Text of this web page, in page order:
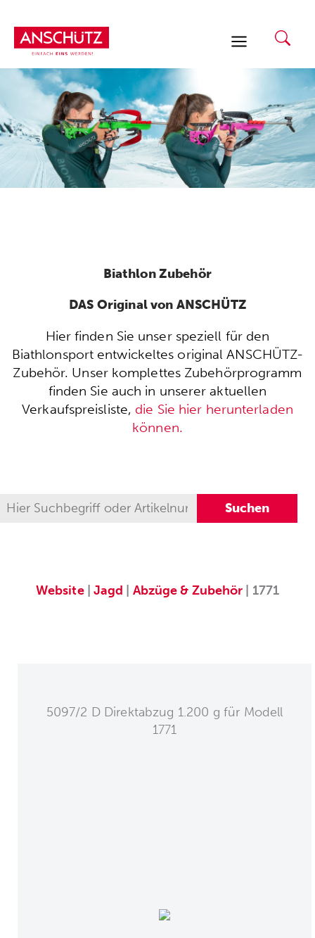
Inhalt
springen
Biathlon Zubehör
DAS Original von ANSCHÜTZ
Hier finden Sie unser speziell für den
Biathlonsport entwickeltes original ANSCHÜTZ-
Zubehör. Unser komplettes Zubehörprogramm
finden Sie auch in unserer aktuellen
Verkaufspreisliste, die Sie hier herunterladen
können.
Website| Jagd Abzüge & Zubehör | 1771
5097/2 D Direktabzug 1.200 g für Modell
1771